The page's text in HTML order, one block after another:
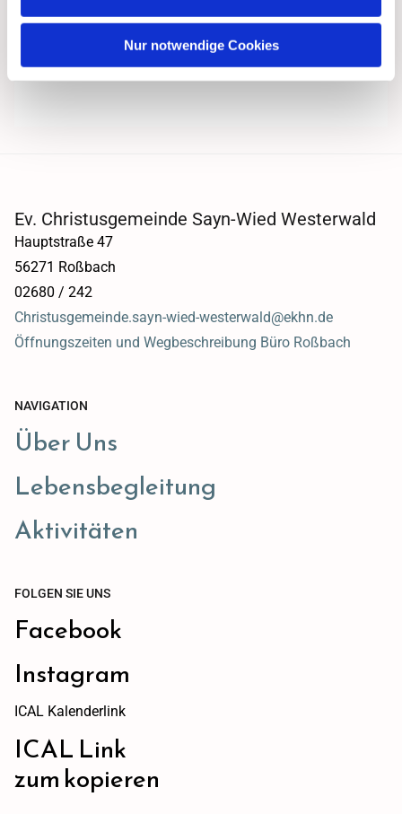
Nur notwendige Cookies
Ev. Christusgemeinde Sayn-Wied Westerwald
Hauptstraße 47
56271 Roßbach
02680 / 242
Christusgemeinde.sayn-wied-westerwald@ekhn.de
Öffnungszeiten und Wegbeschreibung Büro Roßbach
NAVIGATION
Über Uns
Lebensbegleitung
Aktivitäten
FOLGEN SIE UNS
Facebook
Instagram
ICAL Kalenderlink
ICAL Link
zum kopieren